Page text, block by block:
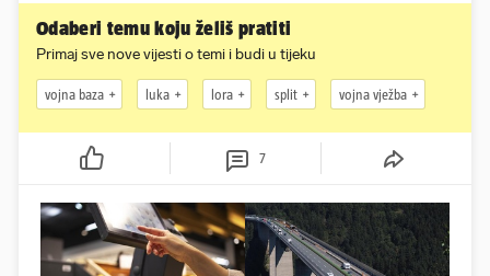
Odaberi temu koju želiš pratiti
Primaj sve nove vijesti o temi i budi u tijeku
vojna baza luka lora split vojna vježba
7